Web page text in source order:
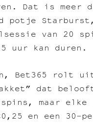
Dat is meer
potje
van 20
uur kan duren.
Bet365 rolt
dat
maar elke
en een